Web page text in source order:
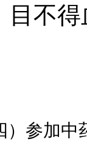
目不
）参加中